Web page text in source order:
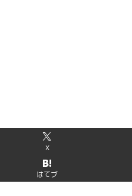
X
はてブ